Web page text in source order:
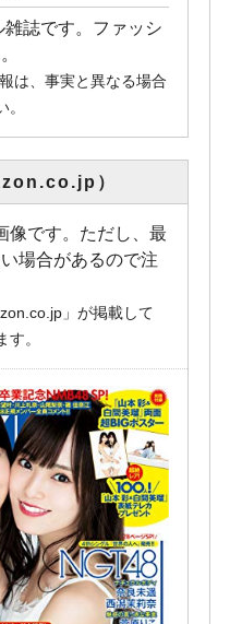
誌です。ファッシ
は、事実と異なる場合
）
像です。ただし、最
場合があるので注
」が掲載して
。